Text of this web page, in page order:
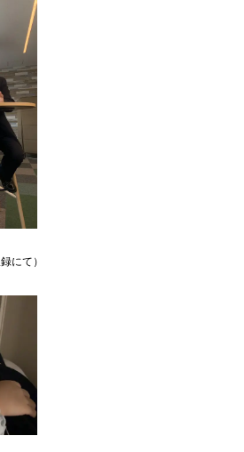
にて）